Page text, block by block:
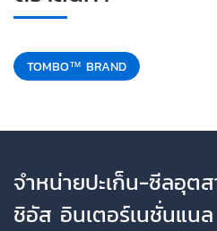
TOMBO™ BRAND
จำหน่ายปะเก็น-ซีลอุต
ชิอัส อินเตอร์เนชั่นแนล